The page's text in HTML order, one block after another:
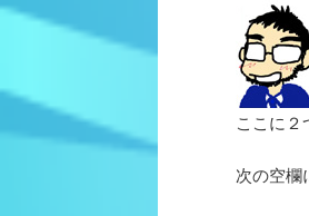
ここに２
次の空欄